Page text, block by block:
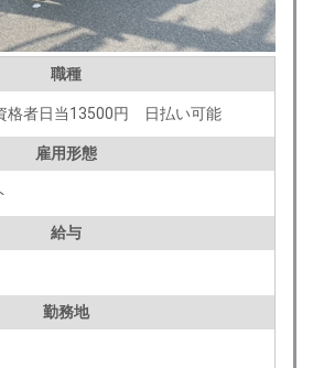
職種
格者日当13500円 日払い可能
雇用形態
給与
勤務地